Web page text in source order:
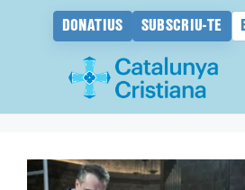
DONATIUS SUBSCRIU-TE
contingut